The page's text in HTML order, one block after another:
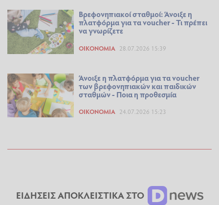
Βρεφονηπιακοί σταθμοί: Άνοιξε η
πλατφόρμα για τα voucher - Τι πρέπει
να γνωρίζετε
ΟΙΚΟΝΟΜΊΑ 28.07.2026 15:39
Άνοιξε η πλατφόρμα για τα voucher
των βρεφονηπιακών και παιδικών
σταθμών - Ποια η προθεσμία
ΟΙΚΟΝΟΜΊΑ 24.07.2026 15:23
ΕΙΔΗΣΕΙΣ ΑΠΟΚΛΕΙΣΤΙΚΑ ΣΤΟ